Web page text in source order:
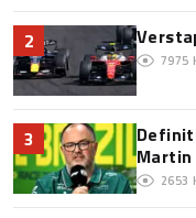
2
7975
3
Martin
2653